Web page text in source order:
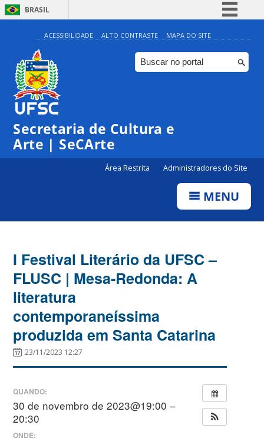
BRASIL
Simplifique!
Comunica BR
Participe
ACESSIBILIDADE ALTO CONTRASTE MAPA DO SITE
Secretaria de Cultura e
Arte | SeCArte
Área Restrita Administradores do Site
MENU
I Festival Literário da UFSC –
FLUSC | Mesa-Redonda: A
literatura
contemporaneíssima
produzida em Santa Catarina
23/11/2023 12:27
QUANDO:
30 de novembro de 2023@19:00 –
20:30
ONDE: